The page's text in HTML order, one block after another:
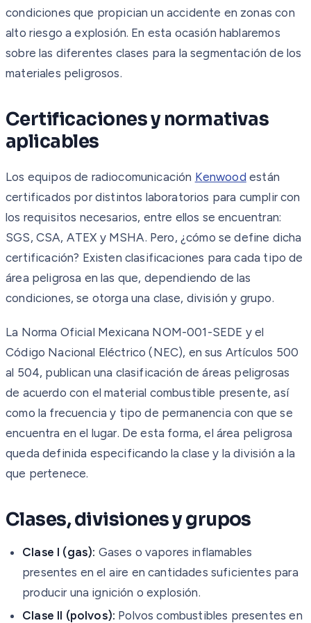
condiciones que propician un accidente en zonas con
alto riesgo a explosión. En esta ocasión hablaremos
sobre las diferentes clases para la segmentación de los
materiales peligrosos.
Certificaciones y normativas
aplicables
Los equipos de radiocomunicación Kenwood están
certificados por distintos laboratorios para cumplir con
los requisitos necesarios, entre ellos se encuentran:
SGS, CSA, ATEX y MSHA. Pero, ¿cómo se define dicha
certificación? Existen clasificaciones para cada tipo de
área peligrosa en las que, dependiendo de las
condiciones, se otorga una clase, división y grupo.
La Norma Oficial Mexicana NOM-001-SEDE y el
Código Nacional Eléctrico (NEC), en sus Artículos 500
al 504, publican una clasificación de áreas peligrosas
de acuerdo con el material combustible presente, así
como la frecuencia y tipo de permanencia con que se
encuentra en el lugar. De esta forma, el área peligrosa
queda definida especificando la clase y la división a la
que pertenece.
Clases, divisiones y grupos
Clase I (gas): Gases o vapores inflamables
presentes en el aire en cantidades suficientes para
producir una ignición o explosión.
Clase II (polvos): Polvos combustibles presentes en